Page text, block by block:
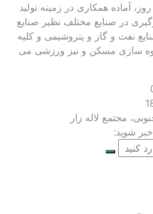
آماده همکاری در زمینه تولید
در صنایع مختلف نظیر صنایع
نفت و گاز و پتروشیمی و کلیه
سازی مسکن و نیز ورزشی می
مجتمع لاله زار
شوید: